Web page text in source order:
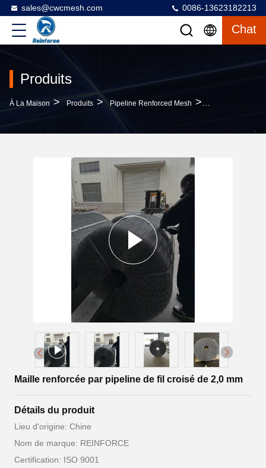
sales@cwcmesh.com 0086-13623182213
Chat
Produits
À La Maison > Produits > Pipeline Renforced Mesh >
Maille renforcée par pipeline de fil croisé de 2,0 mm
Détails du produit
Lieu d'origine: Chine
Nom de marque: REINFORCE
Certification: ISO 9001